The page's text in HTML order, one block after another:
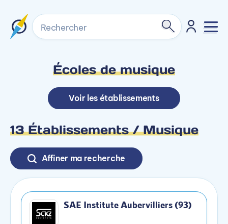
Rechercher
Écoles de musique
Voir les établissements
13 Établissements / Musique
Affiner ma recherche
SAE Institute Aubervilliers (93)